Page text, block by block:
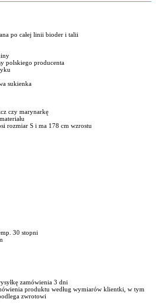
po całej linii bioder i talii
polskiego producenta
sukienka
czy marynarkę
rozmiar S i ma 178 cm wzrostu
30 stopni
zamówienia 3 dni
produktu według wymiarów klientki, w tym
zwrotowi